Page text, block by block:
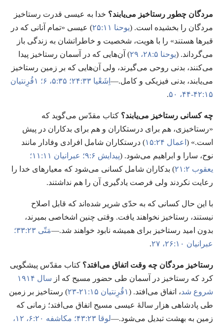
مردگان چطور رستاخیز می‌یابند؟‏ خدا به عیسی قدرت رستاخیز
مردگان را بخشیده است.‏ (‏یوحنا ۱۱:‏۲۵
)‏ عیسی «تمام آنانی که در
قبرها هستند» را با هویت،‏ شخصیت و خاطراتشان به زندگی باز
می‌گرداند.‏ (‏یوحنا ۵:‏۲۸،‏ ۲۹
)‏ آن‌هایی که در آسمان رستاخیز پیدا
می‌کنند،‏ بدنی روحی می‌گیرند،‏ ولی آن‌هایی که بر زمین رستاخیز
می‌یابند،‏ بدنی فیزیکی و کامل.‏—‏ اِشَعْیا ۳۳:‏۲۴؛‏
۱قُرِنتیان
۱۵:‏۴۲-‏۴۴،‏
.‏
چه کسانی رستاخیز می‌یابند؟‏ کتاب مقدّس می‌گوید که
«رستاخیزی،‏ هم برای درستکاران و هم برای بدکاران در پیش
است.‏» (‏ اعمال ۲۴:‏۱۵
)‏ درستکاران شامل افرادی وفادار مانند
نوح،‏ سارا و ابراهیم می‌شود.‏ (‏پیدایش ۶:‏۹؛‏
عبرانیان ۱۱:‏۱۱؛‏
یعقوب ۲:‏۲۱
)‏ بدکاران شامل کسانی می‌شود که معیارهای خدا را
رعایت نکردند ولی فرصت یادگیری آن را هم نداشتند.‏
با این حال کسانی که به حدّی شریر شده‌اند که قابل اصلاح
نیستند،‏ رستاخیز نخواهند یافت.‏ وقتی چنین اشخاصی بمیرند،‏
بدون امید رستاخیز برای همیشه نابود خواهند شد.‏—‏مَتّی ۲۳:‏۳۳؛‏
عبرانیان ۱۰:‏۲۶،‏ ۲۷
.‏
رستاخیز مردگان چه وقت اتفاق می‌افتد؟‏ کتاب مقدّس پیشگویی
کرد که رستاخیز در آسمان طی حضور مسیح که از
سال ۱۹۱۴
شروع شد،‏ اتفاق می‌افتد.‏ (‏۱قُرِنتیان ۱۵:‏۲۱-‏۲۳
)‏ رستاخیز بر زمین
طی پادشاهی هزار سالهٔ عیسی مسیح اتفاق می‌افتد؛‏ زمانی که
زمین به بهشت تبدیل می‌شود.‏—‏لوقا ۲۳:‏۴۳؛‏ مکاشفه ۲۰:‏۶،‏
۱۲،‏